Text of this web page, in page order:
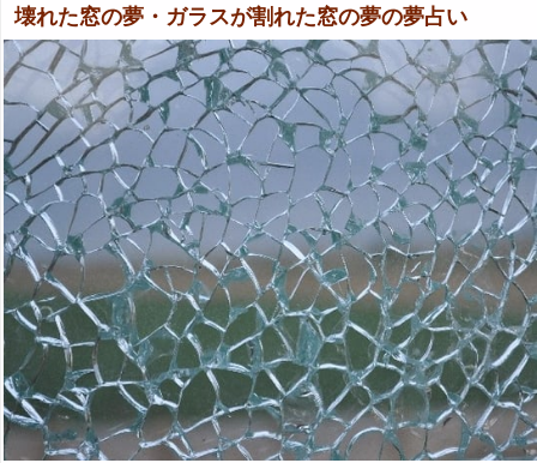
壊れた窓の夢・ガラスが割れた窓の夢の夢占い